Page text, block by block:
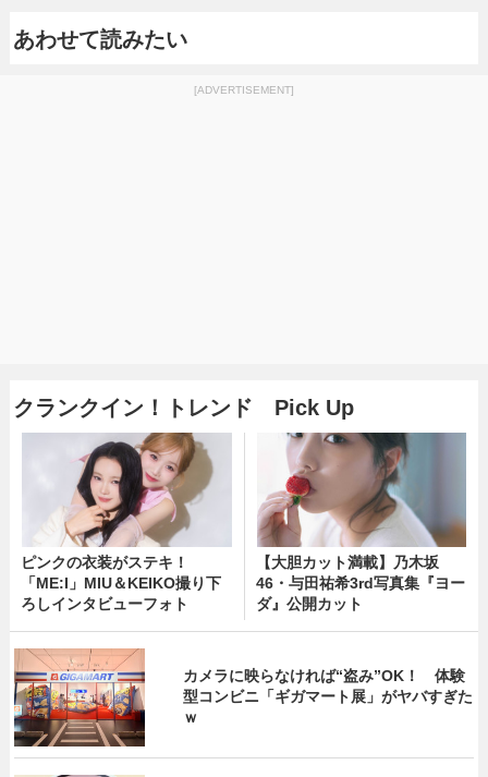
あわせて読みたい
[ADVERTISEMENT]
クランクイン！トレンド Pick Up
ピンクの衣装がステキ！
「ME:I」MIU＆KEIKO撮り下
ろしインタビューフォト
【大胆カット満載】乃木坂
46・与田祐希3rd写真集『ヨー
ダ』公開カット
カメラに映らなければ“盗み”OK！ 体験
型コンビニ「ギガマート展」がヤバすぎた
ｗ